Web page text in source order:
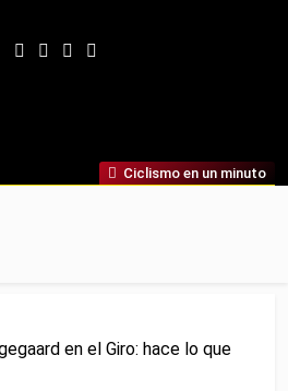
Mundial. Entrevistas, Análisis,
La Web Ciclista De Referencia.
Ciclismo en un minuto
en el Giro: hace lo que